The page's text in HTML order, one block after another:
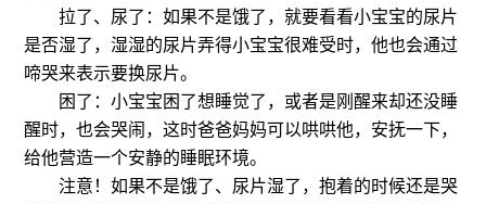
拉了、尿了：如果不是饿了，就要看看小宝宝的尿片
是否湿了，湿湿的尿片弄得小宝宝很难受时，他也会通过
啼哭来表示要换尿片。
困了：小宝宝困了想睡觉了，或者是刚醒来却还没睡
醒时，也会哭闹，这时爸爸妈妈可以哄哄他，安抚一下，
给他营造一个安静的睡眠环境。
注意！如果不是饿了、尿片湿了，抱着的时候还是哭